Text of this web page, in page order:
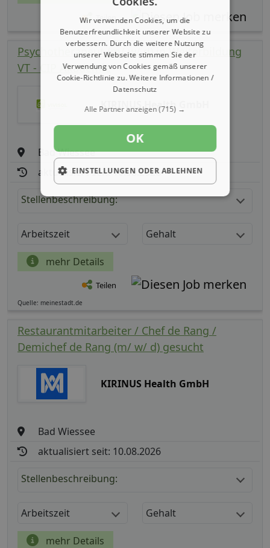
Teilen
Psychotherapeut (m/ w/ d) in Weiterbildung
VT - CIP Akademie
KIRINUS Health GmbH
Bad Wiessee
aktualisiert seit: 10.08.2026
Stellenbeschreibung:
Arbeitszeit Gehalt
mehr Details
Teilen
Quelle: meinestadt.de
Restaurantmitarbeiter / Chef de Rang /
Demichef de Rang (m/ w/ d) gesucht
KIRINUS Health GmbH
Bad Wiessee
aktualisiert seit: 10.08.2026
Stellenbeschreibung:
Arbeitszeit Gehalt
mehr Details
Wir verwenden Cookies, um die
Benutzerfreundlichkeit unserer Website zu
verbessern. Durch die weitere Nutzung
unserer Webseite stimmen Sie der
Verwendung von Cookies gemäß unserer
Cookie-Richtlinie zu.Weitere Informationen /
Datenschutz
Alle Partner anzeigen(715) →
OK
EINSTELLUNGEN ODER ABLEHNEN